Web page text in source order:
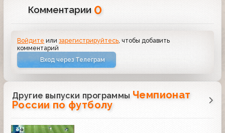
Комментарии 0
Войдите илизарегистрируйтесь , чтобы добавить
комментарий
Вход через Телеграм
Другие выпуски программы Чемпионат
России по футболу